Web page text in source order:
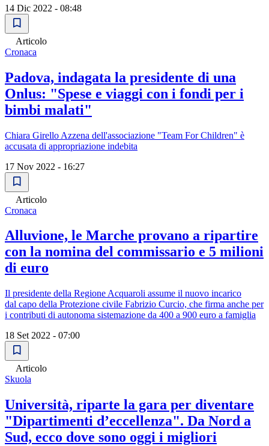
14 Dic 2022 - 08:48
Articolo
Cronaca
Padova, indagata la presidente di una
Onlus: "Spese e viaggi con i fondi per i
bimbi malati"
Chiara Girello Azzena dell'associazione "Team For Children" è
accusata di appropriazione indebita
17 Nov 2022 - 16:27
Articolo
Cronaca
Alluvione, le Marche provano a ripartire
con la nomina del commissario e 5 milioni
di euro
Il presidente della Regione Acquaroli assume il nuovo incarico
dal capo della Protezione civile Fabrizio Curcio, che firma anche per
i contributi di autonoma sistemazione da 400 a 900 euro a famiglia
18 Set 2022 - 07:00
Articolo
Skuola
Università, riparte la gara per diventare
"Dipartimenti d’eccellenza". Da Nord a
Sud, ecco dove sono oggi i migliori